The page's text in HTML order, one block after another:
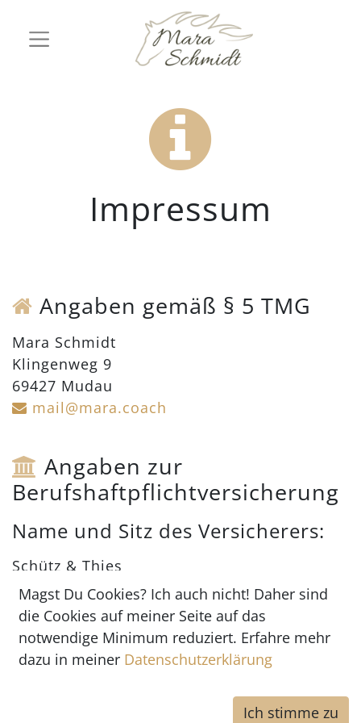
Impressum
Angaben gemäß § 5 TMG
Mara Schmidt
Klingenweg 9
69427 Mudau
mail@mara.coach
Angaben zur
Berufshaftpflichtversicherung
Name und Sitz des Versicherers:
Schütz & Thies
Hinter den Fuhren 56
28790 Schwanewede
Geltungsraum der Versicherung:
Magst Du Cookies? Ich auch nicht! Daher sind
die Cookies auf meiner Seite auf das
notwendige Minimum reduziert. Erfahre mehr
dazu in meiner Datenschutzerklärung
Ich stimme zu